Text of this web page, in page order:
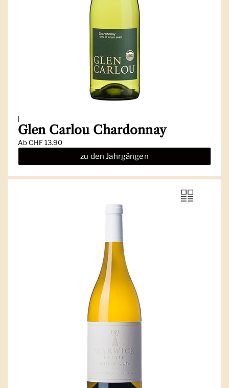
Glen Carlou Chardonnay
AbCHF 13.90
zu den Jahrgängen